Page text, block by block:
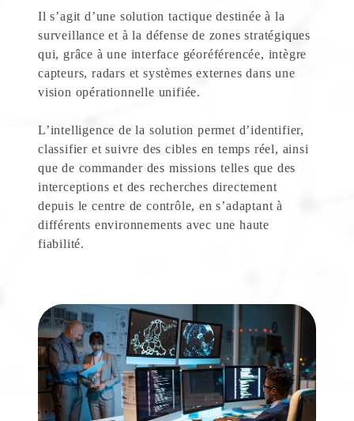
Il s’agit d’une solution tactique destinée à la
surveillance et à la défense de zones stratégiques
qui, grâce à une interface géoréférencée, intègre
capteurs, radars et systèmes externes dans une
vision opérationnelle unifiée.
L’intelligence de la solution permet d’identifier,
classifier et suivre des cibles en temps réel, ainsi
que de commander des missions telles que des
interceptions et des recherches directement
depuis le centre de contrôle, en s’adaptant à
différents environnements avec une haute
fiabilité.